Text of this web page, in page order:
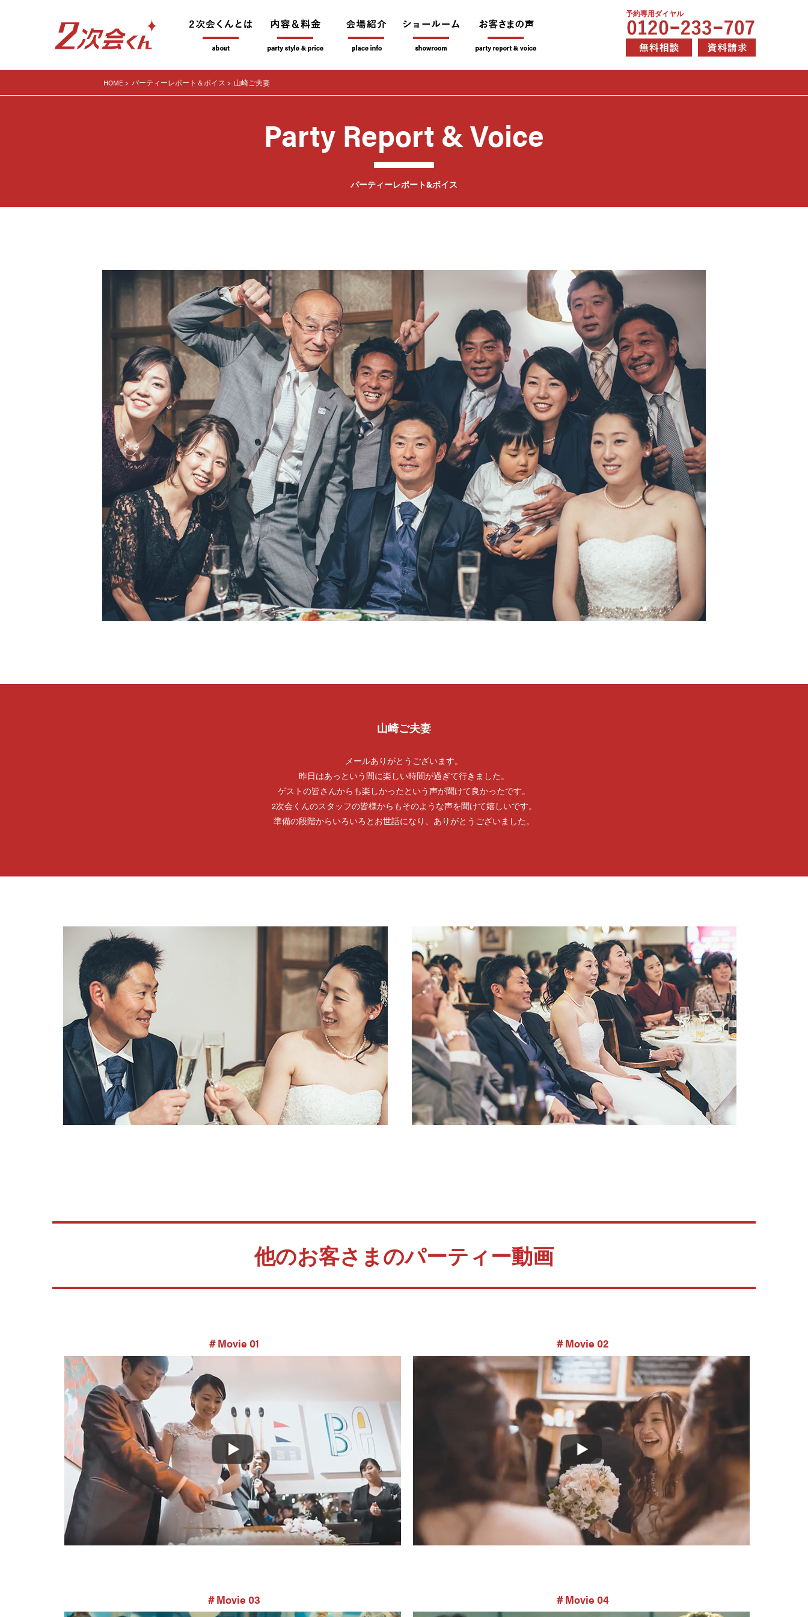
予約専用ダイヤル
HOME パーティーレポート＆ボイス 山崎ご夫妻
Party Report & Voice
パーティーレポート&ボイス
山崎ご夫妻
メールありがとうございます。
昨日はあっという間に楽しい時間が過ぎて行きました。
ゲストの皆さんからも楽しかったという声が聞けて良かったです。
2次会くんのスタッフの皆様からもそのような声を聞けて嬉しいです。
準備の段階からいろいろとお世話になり、ありがとうございました。
他のお客さまのパーティー動画
＃Movie 01 ＃Movie 02
＃Movie 03 ＃Movie 04